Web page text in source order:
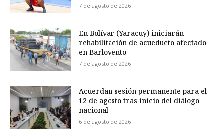
7 de agosto de 2026
En Bolívar (Yaracuy) iniciarán
rehabilitación de acueducto afectado
en Barlovento
7 de agosto de 2026
Acuerdan sesión permanente para el
12 de agosto tras inicio del diálogo
nacional
6 de agosto de 2026